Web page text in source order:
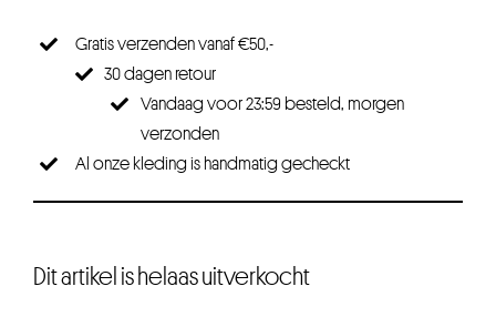
Gratis verzenden vanaf €50,-
30 dagen retour
Vandaag voor 23:59 besteld, morgen
verzonden
Al onze kleding is handmatig gecheckt
Dit artikel is helaas uitverkocht